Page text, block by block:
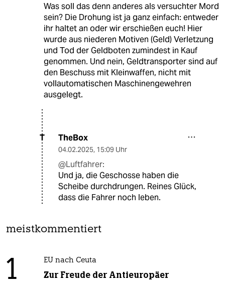
Was soll das denn anderes als versuchter Mord
sein? Die Drohung ist ja ganz einfach: entweder
ihr haltet an oder wir erschießen euch! Hier
wurde aus niederen Motiven (Geld) Verletzung
und Tod der Geldboten zumindest in Kauf
genommen. Und nein, Geldtransporter sind auf
den Beschuss mit Kleinwaffen, nicht mit
vollautomatischen Maschinengewehren
ausgelegt.
T TheBox
04.02.2025, 15:09 Uhr
@Luftfahrer:
Und ja, die Geschosse haben die
Scheibe durchdrungen. Reines Glück,
dass die Fahrer noch leben.
meistkommentiert
1 EU nach Ceuta
Zur Freude der Antieuropäer